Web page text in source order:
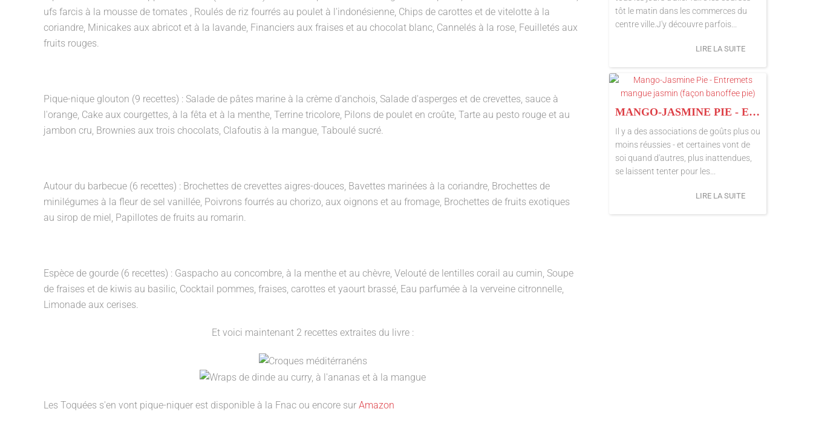
ufs farcis à la mousse de tomates , Roulés de riz fourrés au poulet à l'indonésienne, Chips de carottes et de vitelotte à la
coriandre, Minicakes aux abricot et à la lavande, Financiers aux fraises et au chocolat blanc, Cannelés à la rose, Feuilletés aux
fruits rouges.
Pique-nique glouton (9 recettes) : Salade de pâtes marine à la crème d'anchois, Salade d'asperges et de crevettes, sauce à
l'orange, Cake aux courgettes, à la fêta et à la menthe, Terrine tricolore, Pilons de poulet en croûte, Tarte au pesto rouge et au
jambon cru, Brownies aux trois chocolats, Clafoutis à la mangue, Taboulé sucré.
Autour du barbecue (6 recettes) : Brochettes de crevettes aigres-douces, Bavettes marinées à la coriandre, Brochettes de
minilégumes à la fleur de sel vanillée, Poivrons fourrés au chorizo, aux oignons et au fromage, Brochettes de fruits exotiques
au sirop de miel, Papillotes de fruits au romarin.
Espèce de gourde (6 recettes) : Gaspacho au concombre, à la menthe et au chèvre, Velouté de lentilles corail au cumin, Soupe
de fraises et de kiwis au basilic, Cocktail pommes, fraises, carottes et yaourt brassé, Eau parfumée à la verveine citronnelle,
Limonade aux cerises.
Et voici maintenant 2 recettes extraites du livre :
Les Toquées s'en vont pique-niquer est disponible à la Fnac ou encore sur Amazon
tôt le matin dans les commerces du
centre ville.J'y découvre parfois...
LIRE LA SUITE
MANGO-JASMINE PIE - ENTREMETS MANGUE JASMIN (FAÇON BANOFFEE PIE)
Il y a des associations de goûts plus ou
moins réussies - et certaines vont de
soi quand d'autres, plus inattendues,
se laissent tenter pour les...
LIRE LA SUITE